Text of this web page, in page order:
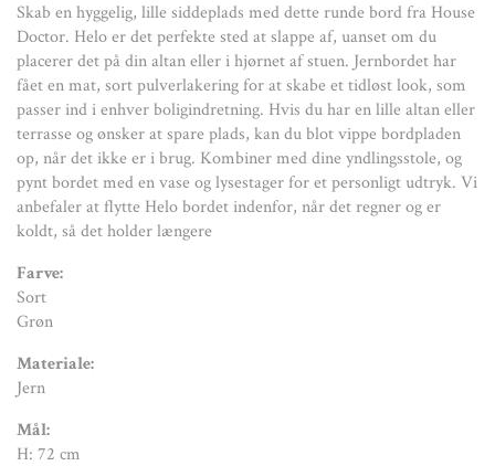
Mål:
H: 72 cm
Ø: 70 cm
Specifikationer:
Indendørs/udendørsbrug
Vedligeholdelse:
Tørres over med en fugtig klud, Leveres usamlet
Skab en hyggelig, lille siddeplads med dette runde bord fra House
Doctor. Helo er det perfekte sted at slappe af, uanset om du
placerer det på din altan eller i hjørnet af stuen. Jernbordet har
fået en mat, sort pulverlakering for at skabe et tidløst look, som
passer ind i enhver boligindretning. Hvis du har en lille altan eller
terrasse og ønsker at spare plads, kan du blot vippe bordpladen
op, når det ikke er i brug. Kombiner med dine yndlingsstole, og
pynt bordet med en vase og lysestager for et personligt udtryk. Vi
anbefaler at flytte Helo bordet indenfor, når det regner og er
koldt, så det holder længere
Farve:
Sort
Grøn
Materiale:
Jern
Mål:
H: 72 cm